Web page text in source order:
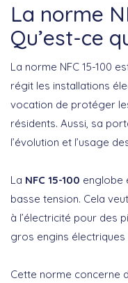
La norme
Qu’est-ce
La norme NFC 15-100
régit les installations
vocation de protéger
résidents. Aussi, sa
l’évolution et l’usage
La NFC 15-100 englobe
basse tension. Cela
à l’électricité pour des
gros engins électriques
Cette norme concerne